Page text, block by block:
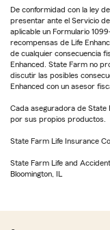
De conformidad con la ley
presentar ante el Servicio
aplicable un Formulario
recompensas de Life
de cualquier consecuencia
Enhanced. State Farm no
discutir las posibles
Enhanced con un asesor
Cada aseguradora de State
por sus propios productos.
State Farm Life Insurance
State Farm Life and
Bloomington, IL